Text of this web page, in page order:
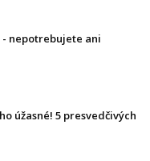
nepotrebujete ani
úžasné! 5 presvedčivých